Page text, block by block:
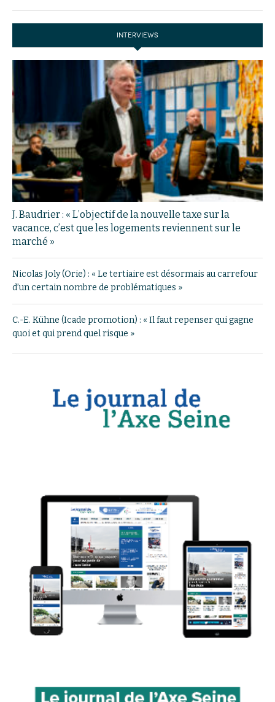
INTERVIEWS
J. Baudrier : « L’objectif de la nouvelle taxe sur la
vacance, c’est que les logements reviennent sur le
marché »
Nicolas Joly (Orie) : « Le tertiaire est désormais au carrefour
d’un certain nombre de problématiques »
C.-E. Kühne (Icade promotion) : « Il faut repenser qui gagne
quoi et qui prend quel risque »